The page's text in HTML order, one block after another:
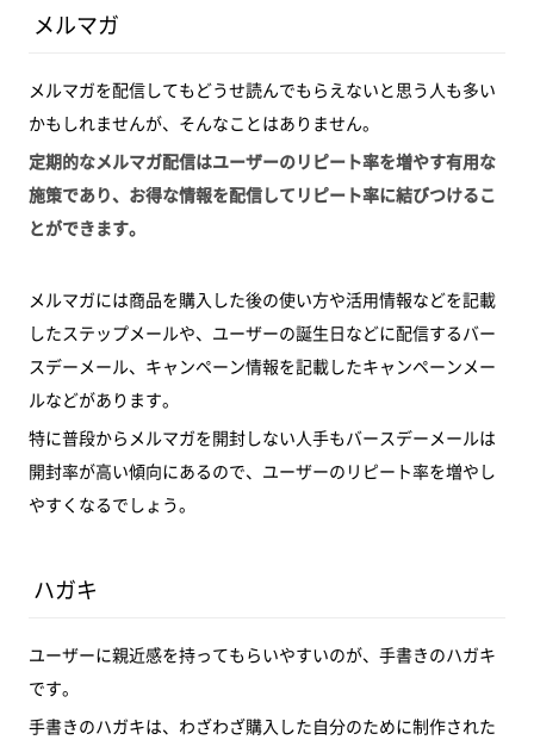
メルマガ
メルマガを配信してもどうせ読んでもらえないと思う人も多い
かもしれませんが、そんなことはありません。
定期的なメルマガ配信はユーザーのリピート率を増やす有用な
施策であり、お得な情報を配信してリピート率に結びつけるこ
とができます。
メルマガには商品を購入した後の使い方や活用情報などを記載
したステップメールや、ユーザーの誕生日などに配信するバー
スデーメール、キャンペーン情報を記載したキャンペーンメー
ルなどがあります。
特に普段からメルマガを開封しない人手もバースデーメールは
開封率が高い傾向にあるので、ユーザーのリピート率を増やし
やすくなるでしょう。
ハガキ
ユーザーに親近感を持ってもらいやすいのが、手書きのハガキ
です。
手書きのハガキは、わざわざ購入した自分のために制作された